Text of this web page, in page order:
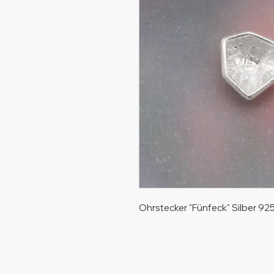
Ohrstecker "Fünfeck" Silber